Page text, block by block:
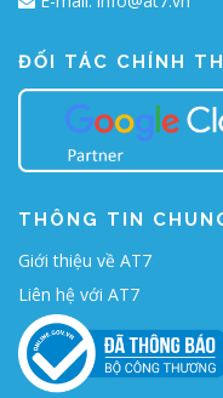
ĐỐI TÁC CHÍNH
THÔNG TIN
Giới thiệu về AT7
Liên hệ với AT7